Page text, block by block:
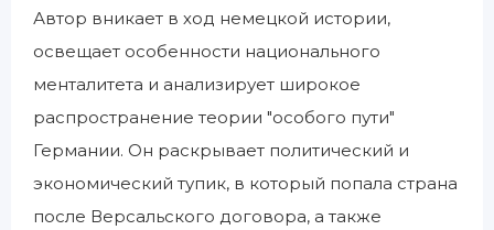
Автор вникает в ход немецкой истории,
освещает особенности национального
менталитета и анализирует широкое
распространение теории "особого пути"
Германии. Он раскрывает политический и
экономический тупик, в который попала страна
после Версальского договора, а также